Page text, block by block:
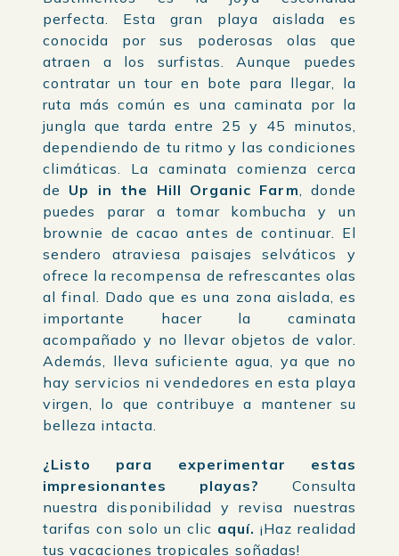
perfecta. Esta gran playa aislada es
conocida por sus poderosas olas que
atraen a los surfistas. Aunque puedes
contratar un tour en bote para llegar, la
ruta más común es una caminata por la
jungla que tarda entre 25 y 45 minutos,
dependiendo de tu ritmo y las condiciones
climáticas. La caminata comienza cerca
de Up in the Hill Organic Farm, donde
puedes parar a tomar kombucha y un
brownie de cacao antes de continuar. El
sendero atraviesa paisajes selváticos y
ofrece la recompensa de refrescantes olas
al final. Dado que es una zona aislada, es
importante hacer la caminata
acompañado y no llevar objetos de valor.
Además, lleva suficiente agua, ya que no
hay servicios ni vendedores en esta playa
virgen, lo que contribuye a mantener su
belleza intacta.
¿Listo para experimentar estas
impresionantes playas?
Consulta
nuestra disponibilidad y revisa nuestras
tarifas con solo un clic aquí. ¡Haz realidad
tus vacaciones tropicales soñadas!